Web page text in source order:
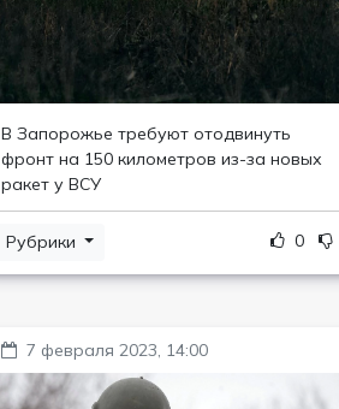
В Запорожье требуют отодвинуть
фронт на 150 километров из-за новых
ракет у ВСУ
Рубрики 0
7 февраля 2023, 14:00